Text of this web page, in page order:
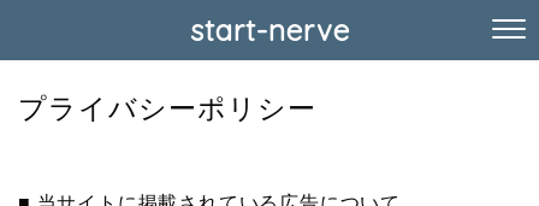
start-nerve
プライバシーポリシー